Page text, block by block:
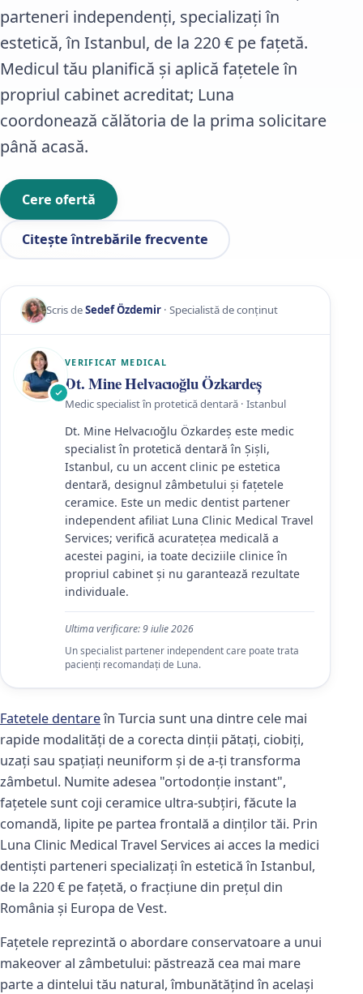
parteneri independenți, specializați în
estetică, în Istanbul, de la 220 € pe fațetă.
Medicul tău planifică și aplică fațetele în
propriul cabinet acreditat; Luna
coordonează călătoria de la prima solicitare
până acasă.
Cere ofertă
Citește întrebările frecvente
Scris deSedef Özdemir· Specialistă de conținut
VERIFICAT MEDICAL
Dt. Mine Helvacıoğlu Özkardeş
Medic specialist în protetică dentară · Istanbul
Dt. Mine Helvacıoğlu Özkardeş este medic
specialist în protetică dentară în Şişli,
Istanbul, cu un accent clinic pe estetica
dentară, designul zâmbetului și fațetele
ceramice. Este un medic dentist partener
independent afiliat Luna Clinic Medical Travel
Services; verifică acuratețea medicală a
acestei pagini, ia toate deciziile clinice în
propriul cabinet și nu garantează rezultate
individuale.
Ultima verificare:9 iulie 2026
Un specialist partener independent care poate trata
pacienți recomandați de Luna.
Fatetele dentareîn Turcia sunt una dintre cele mai
rapide modalități de a corecta dinții pătați, ciobiți,
uzați sau spațiați neuniform și de a-ți transforma
zâmbetul. Numite adesea "ortodonție instant",
fațetele sunt coji ceramice ultra-subțiri, făcute la
comandă, lipite pe partea frontală a dinților tăi. Prin
Luna Clinic Medical Travel Services ai acces la medici
dentiști parteneri specializați în estetică în Istanbul,
de la 220 € pe fațetă, o fracțiune din prețul din
România și Europa de Vest.
Fațetele reprezintă o abordare conservatoare a unui
makeover al zâmbetului: păstrează cea mai mare
parte a dintelui tău natural, îmbunătățind în același